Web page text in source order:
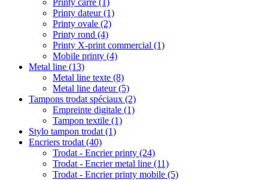
Printy dateur (1)
Printy ovale (2)
Printy rond (4)
Printy X-print commercial (1)
Mobile printy (4)
Metal line (13)
Metal line texte (8)
Metal line dateur (5)
Tampons trodat spéciaux (2)
Empreinte digitale (1)
Tampon textile (1)
Stylo tampon trodat (1)
Encriers trodat (40)
Trodat - Encrier printy (24)
Trodat - Encrier metal line (11)
Trodat - Encrier printy mobile (5)